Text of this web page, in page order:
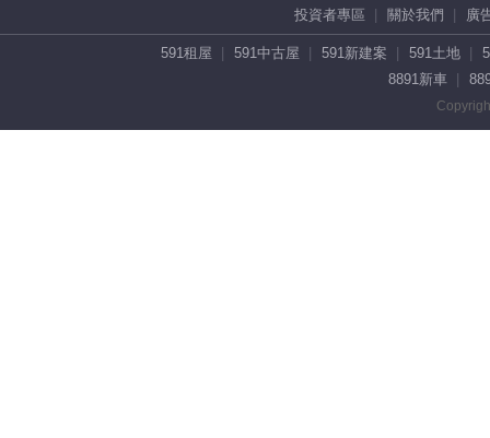
投資者專區 關於我們 廣
591租屋 591中古屋 591新建案 591土地
8891新車